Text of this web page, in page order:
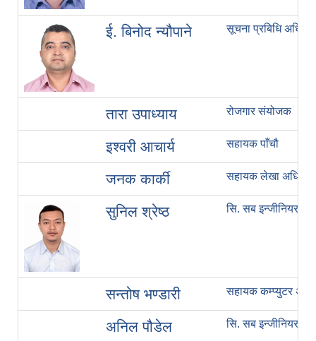
ई. बिनोद न्यौपाने सूचना प्रबिधि अधिकृत
तारा उपाध्याय रोजगार संयोजक
इश्वरी आचार्य सहायक पाँचौ
जनक कार्की सहायक लेखा अधिकृत
सुनिल श्रेष्ठ सि. सब इन्जीनियर
सन्तोष भण्डारी सहायक कम्प्युटर
अनिल पौडेल सि. सब इन्जीनियर